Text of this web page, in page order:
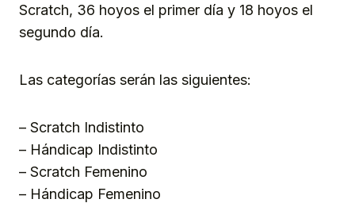
Scratch, 36 hoyos el primer día y 18 hoyos el
segundo día.
Las categorías serán las siguientes:
– Scratch Indistinto
– Hándicap Indistinto
– Scratch Femenino
– Hándicap Femenino